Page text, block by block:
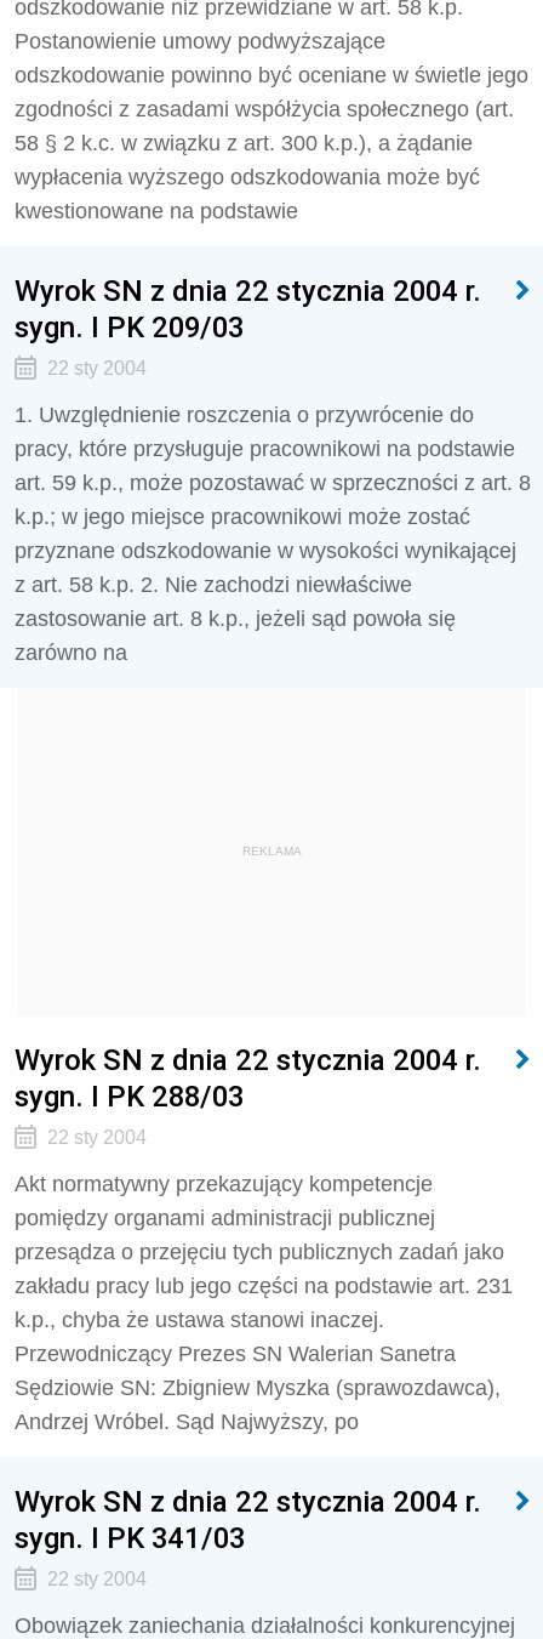
odszkodowanie niż przewidziane w art. 58 k.p.
Postanowienie umowy podwyższające
odszkodowanie powinno być oceniane w świetle jego
zgodności z zasadami współżycia społecznego (art.
58 § 2 k.c. w związku z art. 300 k.p.), a żądanie
wypłacenia wyższego odszkodowania może być
kwestionowane na podstawie
Wyrok SN z dnia 22 stycznia 2004 r.
sygn. I PK 209/03
22 sty 2004
1. Uwzględnienie roszczenia o przywrócenie do
pracy, które przysługuje pracownikowi na podstawie
art. 59 k.p., może pozostawać w sprzeczności z art. 8
k.p.; w jego miejsce pracownikowi może zostać
przyznane odszkodowanie w wysokości wynikającej
z art. 58 k.p. 2. Nie zachodzi niewłaściwe
zastosowanie art. 8 k.p., jeżeli sąd powoła się
zarówno na
REKLAMA
Wyrok SN z dnia 22 stycznia 2004 r.
sygn. I PK 288/03
22 sty 2004
Akt normatywny przekazujący kompetencje
pomiędzy organami administracji publicznej
przesądza o przejęciu tych publicznych zadań jako
zakładu pracy lub jego części na podstawie art. 231
k.p., chyba że ustawa stanowi inaczej.
Przewodniczący Prezes SN Walerian Sanetra
Sędziowie SN: Zbigniew Myszka (sprawozdawca),
Andrzej Wróbel. Sąd Najwyższy, po
Wyrok SN z dnia 22 stycznia 2004 r.
sygn. I PK 341/03
22 sty 2004
Obowiązek zaniechania działalności konkurencyjnej